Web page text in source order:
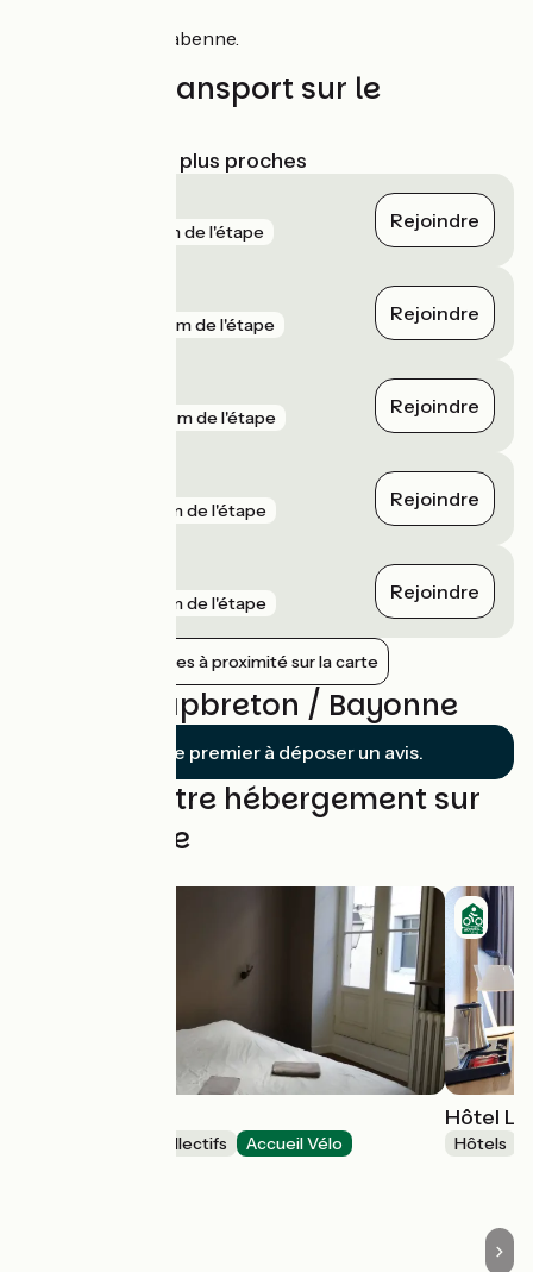
Pour Ondres et Labenne.
Trains et transport sur le
Gares SNCF les plus proches
51 m de l'étape Rejoindre
136 m de l'étape Rejoindre
916 m de l'étape Rejoindre
3 km de l'étape Rejoindre
3 km de l'étape Rejoindre
Afficher les gares à proximité sur la carte
Avis sur Capbreton / Bayonne
Soyez le premier à déposer un avis.
Trouvez votre hébergement sur
cette étape
Hébergements collectifs Accueil Vélo
Hôtel
Hôtels